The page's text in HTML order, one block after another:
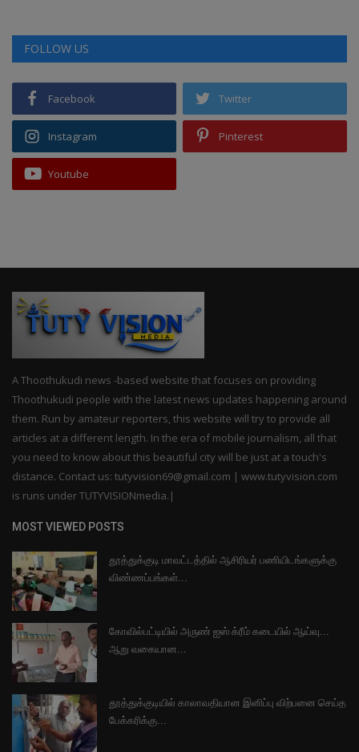
FOLLOW US
Facebook Twitter
Instagram Pinterest
Youtube
A Thoothukudi news -based website that focuses on providing
Thoothukudi people with the latest news updates happening around
them. Run by amateur reporters, this website will try to provide all
articles at a different length. In the era of mobile journalism, all that
you need to know about this beautiful city will be just at a touch's
distance. Contact us: tutyvision69@gmail.com | www.tutyvision.com
is runs under TUTYVISIONmedia.|
MOST VIEWED POSTS
தூத்துக்குடி மாவட்டத்தில் ஆசிரியர் பணியிடங்களுக்கு
விண்ணப்பங்கள்...
கோவில்பட்டியில் அருண் ஐஸ் க்ரீம் கடையில் ஆய்வு...
ஆறு வகையான...
தூத்துக்குடியில் காலாவதியான இனிப்பு விற்பனை செய்த
பேக்கரிக்கு...